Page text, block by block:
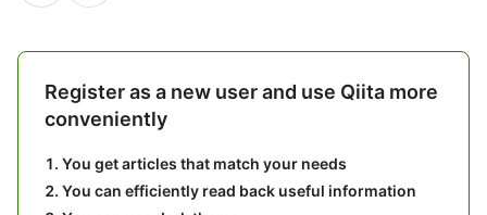
Register as a new user and use Qiita more
conveniently
You get articles that match your needs
You can efficiently read back useful information